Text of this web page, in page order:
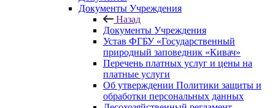
Документы Учреждения
Назад
Документы Учреждения
Устав ФГБУ «Государственный
природный заповедник «Кивач»
Перечень платных услуг и цены на
платные услуги
Об утверждении Политики защиты и
обработки персональных данных